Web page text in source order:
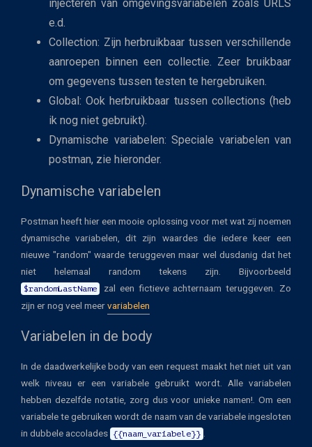
injecteren van omgevingsvariabelen zoals URLS
e.d.
Collection: Zijn herbruikbaar tussen verschillende
aanroepen binnen een collectie. Zeer bruikbaar
om gegevens tussen testen te hergebruiken.
Global: Ook herbruikbaar tussen collections (heb
ik nog niet gebruikt).
Dynamische variabelen: Speciale variabelen van
postman, zie hieronder.
Dynamische variabelen
Postman heeft hier een mooie oplossing voor met wat zij noemen
dynamische variabelen, dit zijn waardes die iedere keer een
nieuwe "random" waarde teruggeven maar wel dusdanig dat het
niet helemaal random tekens zijn. Bijvoorbeeld
$randomLastName
zal een fictieve achternaam teruggeven. Zo
zijn er nog veel meervariabelen
Variabelen in de body
In de daadwerkelijke body van een request maakt het niet uit van
welk niveau er een variabele gebruikt wordt. Alle variabelen
hebben dezelfde notatie, zorg dus voor unieke namen!. Om een
variabele te gebruiken wordt de naam van de variabele ingesloten
in dubbele accolades {{naam_variabele}}